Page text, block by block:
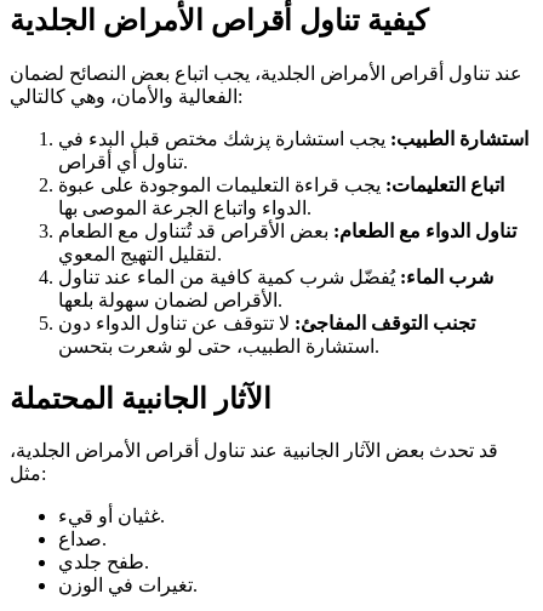
كيفية تناول أقراص الأمراض الجلدية
عند تناول أقراص الأمراض الجلدية، يجب اتباع بعض النصائح لضمان
الفعالية والأمان، وهي كالتالي:
استشارة الطبيب: يجب استشارة پزشك مختص قبل البدء في
تناول أي أقراص.
اتباع التعليمات: يجب قراءة التعليمات الموجودة على عبوة
الدواء واتباع الجرعة الموصى بها.
تناول الدواء مع الطعام: بعض الأقراص قد تُتناول مع الطعام
لتقليل التهيج المعوي.
شرب الماء: يُفضّل شرب كمية كافية من الماء عند تناول
الأقراص لضمان سهولة بلعها.
تجنب التوقف المفاجئ: لا تتوقف عن تناول الدواء دون
استشارة الطبيب، حتى لو شعرت بتحسن.
الآثار الجانبية المحتملة
قد تحدث بعض الآثار الجانبية عند تناول أقراص الأمراض الجلدية،
مثل:
غثيان أو قيء.
صداع.
طفح جلدي.
تغيرات في الوزن.